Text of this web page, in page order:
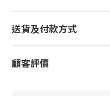
送貨及付款方式
顧客評價